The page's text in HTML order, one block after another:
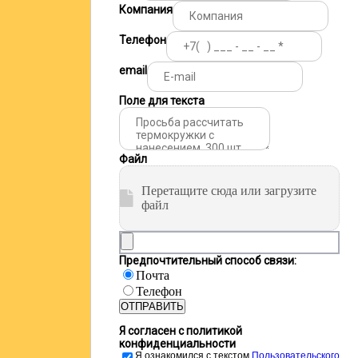
Компания
Телефон
email
Поле для текста
Файл
Перетащите сюда или загрузите
файл
Предпочтительный способ связи:
Почта
Телефон
ОТПРАВИТЬ
Я согласен с политикой
конфиденциальности
Я ознакомился с текстом Пользовательского